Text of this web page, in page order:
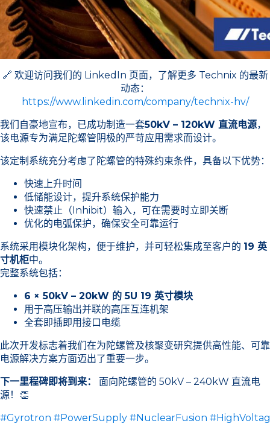
🔗 欢迎访问我们的 LinkedIn 页面，了解更多 Technix 的最新
动态：
https://www.linkedin.com/company/technix-hv/
我们自豪地宣布，已成功制造一套50kV – 120kW 直流电源，
该电源专为满足陀螺管阴极的严苛应用需求而设计。
该定制系统充分考虑了陀螺管的特殊约束条件，具备以下优势：
快速上升时间
低储能设计，提升系统保护能力
快速禁止（Inhibit）输入，可在需要时立即关断
优化的电弧保护，确保安全可靠运行
系统采用模块化架构，便于维护，并可轻松集成至客户的 19 英
寸机柜中。
完整系统包括：
6 × 50kV – 20kW 的 5U 19 英寸模块
用于高压输出并联的高压互连机架
全套即插即用接口电缆
此次开发标志着我们在为陀螺管及核聚变研究提供高性能、可靠
电源解决方案方面迈出了重要一步。
下一里程碑即将到来：
面向陀螺管的 50kV – 240kW 直流电
源！👏
#Gyrotron #PowerSupply #NuclearFusion